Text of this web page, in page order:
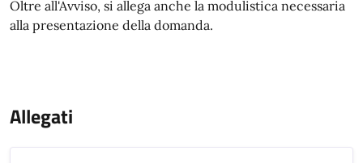
Oltre all'Avviso, si allega anche la modulistica necessaria
alla presentazione della domanda.
Allegati